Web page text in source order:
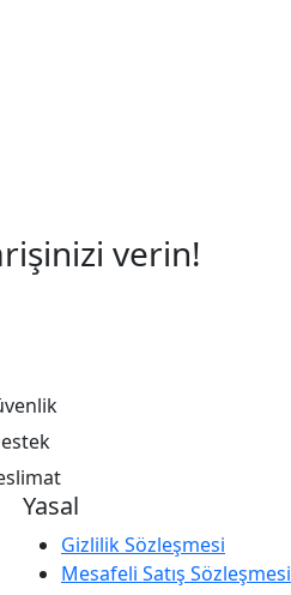
verin!
Yasal
Gizlilik Sözleşmesi
Mesafeli Satış Sözleşmesi